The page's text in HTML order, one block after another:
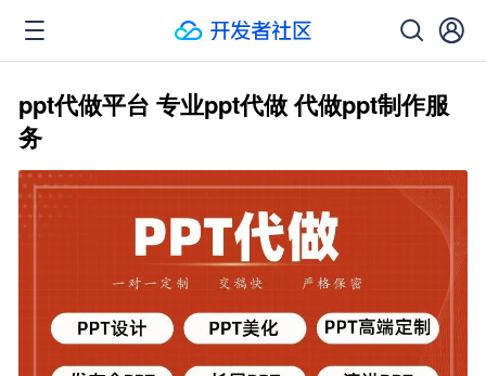
ppt代做平台 专业ppt代做 代做ppt制作服
务